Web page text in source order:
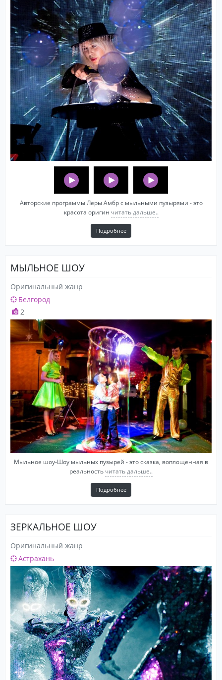
Авторские программы Леры Амбр с мыльными пузырями - это
красота оригин читать дальше..
Подробнее
МЫЛЬНОЕ ШОУ
Оригинальный жанр
Белгород
2
Мыльное шоу-Шоу мыльных пузырей - это сказка, воплощенная в
реальность читать дальше..
Подробнее
ЗЕРКАЛЬНОЕ ШОУ
Оригинальный жанр
Астрахань